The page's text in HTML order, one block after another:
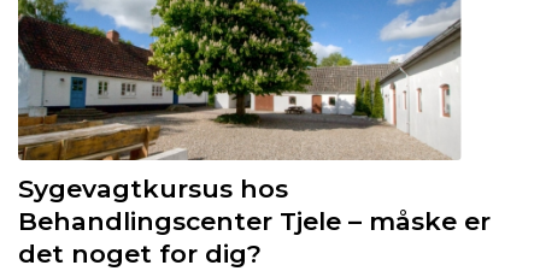
Sygevagtkursus hos
Behandlingscenter Tjele – måske er
det noget for dig?